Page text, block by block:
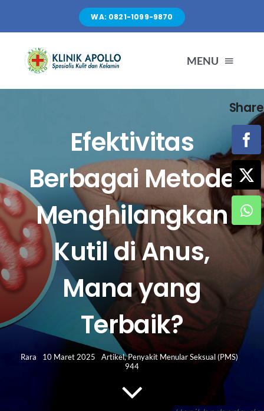
content
WA: 0821-1099-9870
MENU
LAYANAN
FASILITAS
ARTIKEL
HUBUNGI KAMI
Search
for:
Efektivitas
Berbagai Metode
Menghilangkan
Kutil di Anus,
Mana yang
Terbaik?
Rara 10 Maret 2025 Artikel,Penyakit Menular Seksual (PMS)
944
Share